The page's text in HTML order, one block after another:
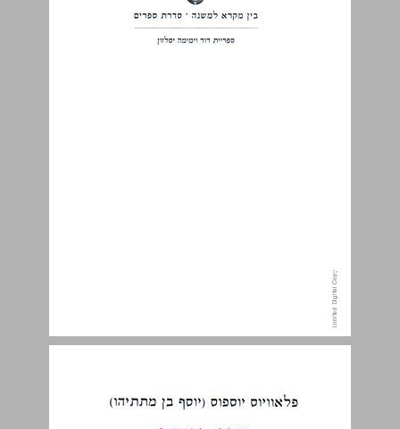
חיי יוסף - ספר שגרעינו משנות השישים ... 4